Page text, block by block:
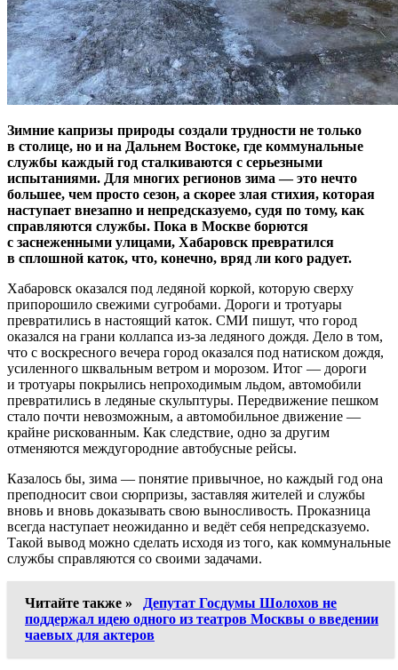
Зимние капризы природы создали трудности не только
в столице, но и на Дальнем Востоке, где коммунальные
службы каждый год сталкиваются с серьезными
испытаниями. Для многих регионов зима — это нечто
большее, чем просто сезон, а скорее злая стихия, которая
наступает внезапно и непредсказуемо, судя по тому, как
справляются службы. Пока в Москве борются
с заснеженными улицами, Хабаровск превратился
в сплошной каток, что, конечно, вряд ли кого радует.
Хабаровск оказался под ледяной коркой, которую сверху
припорошило свежими сугробами. Дороги и тротуары
превратились в настоящий каток. СМИ пишут, что город
оказался на грани коллапса из-за ледяного дождя. Дело в том,
что с воскресного вечера город оказался под натиском дождя,
усиленного шквальным ветром и морозом. Итог — дороги
и тротуары покрылись непроходимым льдом, автомобили
превратились в ледяные скульптуры. Передвижение пешком
стало почти невозможным, а автомобильное движение —
крайне рискованным. Как следствие, одно за другим
отменяются междугородние автобусные рейсы.
Казалось бы, зима — понятие привычное, но каждый год она
преподносит свои сюрпризы, заставляя жителей и службы
вновь и вновь доказывать свою выносливость. Проказница
всегда наступает неожиданно и ведёт себя непредсказуемо.
Такой вывод можно сделать исходя из того, как коммунальные
службы справляются со своими задачами.
Читайте также »
Депутат Госдумы Шолохов не
поддержал идею одного из театров Москвы о введении
чаевых для актеров